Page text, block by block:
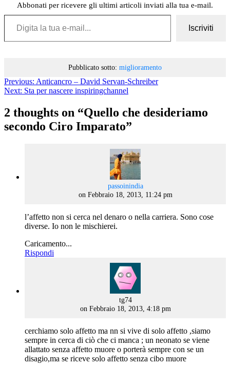
Abbonati per ricevere gli ultimi articoli inviati alla tua e-mail.
Digita la tua e-mail...
Iscriviti
Pubblicato sotto: miglioramento
Previous: Anticancro – David Servan-Schreiber
Next: Sta per nascere inspiringchannel
2 thoughts on “Quello che desideriamo
secondo Ciro Imparato”
passoinindiasays:
on Febbraio 18, 2013, 11:24 pm
l’affetto non si cerca nel denaro o nella carriera. Sono cose
diverse. Io non le mischierei.
Caricamento...
Rispondi
tg74says:
on Febbraio 18, 2013, 4:18 pm
cerchiamo solo affetto ma nn si vive di solo affetto ,siamo
sempre in cerca di ciò che ci manca ; un neonato se viene
allattato senza affetto muore o porterà sempre con se un
disagio,ma se riceve solo affetto senza cibo muore